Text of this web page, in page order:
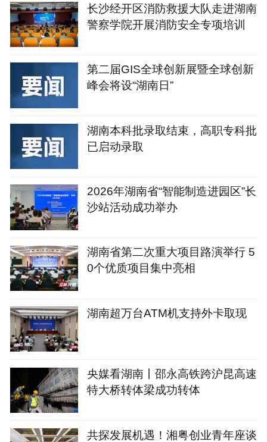
长沙经开区消防救援大队走进湖南
警察学院开展消防安全专项培训
第二届GIS全球创新展暨全球创新
峰会将设“湖南日”
湖南本科批录取结束，高职专科批
已启动录取
2026年湖南省“智能制造进园区”长
沙站活动成功举办
湖南省第二次重大项目路演举行 5
0个优质项目集中亮相
湖南超万台ATM机支持外卡取现
央媒看湖南丨邵永高铁跨沪昆高速
特大桥转体梁成功转体
共探发展机遇！湘粤创业青年座谈